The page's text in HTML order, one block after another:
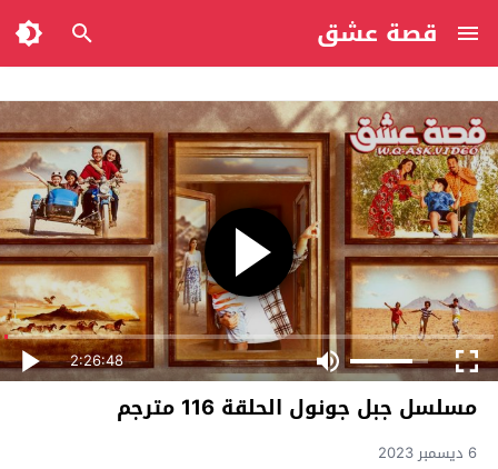
قصة عشق
2:26:48
مسلسل جبل جونول الحلقة 116 مترجم
6 ديسمبر 2023